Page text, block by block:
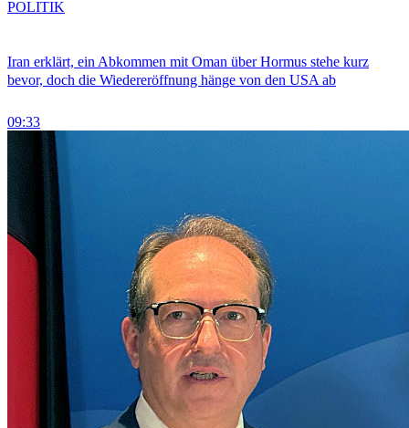
Iran erklärt, ein Abkommen mit Oman über Hormus stehe kurz
bevor, doch die Wiedereröffnung hänge von den USA ab
09:33
POLITIK